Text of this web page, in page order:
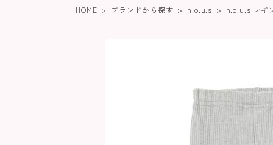
HOME ブランドから探す n.o.u.s n.o.u.s レギ